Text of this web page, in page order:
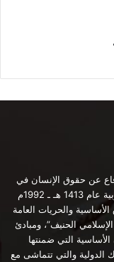
عن حقوق الإنسان في
شبه الجزيرة العربية عام 1413 هـ ـ 1992م
الأساسية والحريات العامة
الحنيف”، ومبادئ
التي ضمنتها
الدولية والتي تتماشى مع